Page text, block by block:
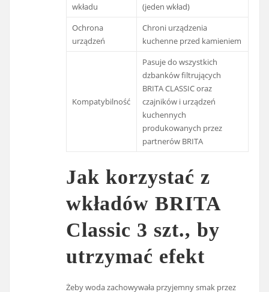
wkładu
(jeden wkład)
Ochrona
urządzeń
Chroni urządzenia
kuchenne przed kamieniem
Kompatybilność
Pasuje do wszystkich
dzbanków filtrujących
BRITA CLASSIC oraz
czajników i urządzeń
kuchennych
produkowanych przez
partnerów BRITA
Jak korzystać z
wkładów BRITA
Classic 3 szt., by
utrzymać efekt
Żeby woda zachowywała przyjemny smak przez